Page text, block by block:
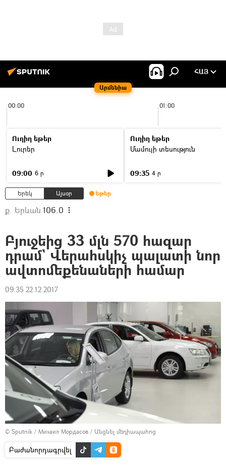
Արմենիա
ՀԱՅ
00:00 01:00
Ուղիղ եթեր
Լուրեր
09:00 6 ր
Ուղիղ եթեր
Մամուլի տեսություն
09:35 4 ր
Երեկ Այսօր Եթեր
ք. Երևան 106.0
Բյուջեից 33 մլն 570 հազար
դրամ` Վերահսկիչ պալատի նոր
ավտոմեքենաների համար
09:35 22.12.2017
© Sputnik / Михаил Мордасов / Անցնել մեդիապահոց
Բաժանորդագրվել